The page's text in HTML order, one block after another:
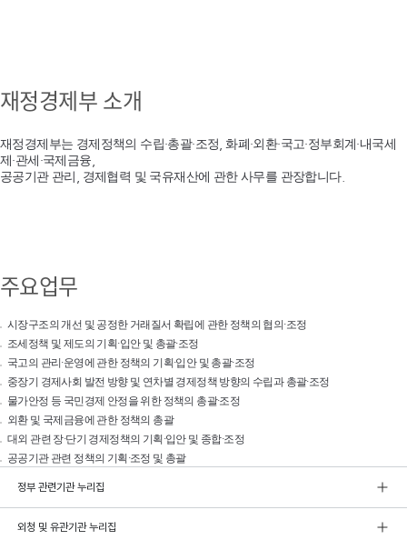
재정경제부 소개
재정경제부는 경제정책의 수립·총괄·조정, 화폐·외환·국고·정부회계·내국세
제·관세·국제금융,
공공기관 관리, 경제협력 및 국유재산에 관한 사무를 관장합니다.
주요업무
시장구조의 개선 및 공정한 거래질서 확립에 관한 정책의 협의·조정
조세정책 및 제도의 기획·입안 및 총괄·조정
국고의 관리·운영에 관한 정책의 기획·입안 및 총괄·조정
중장기 경제사회 발전 방향 및 연차별 경제정책 방향의 수립과 총괄·조정
물가안정 등 국민경제 안정을 위한 정책의 총괄·조정
외환 및 국제금융에 관한 정책의 총괄
대외 관련 장·단기 경제정책의 기획·입안 및 종합·조정
공공기관 관련 정책의 기획·조정 및 총괄
정부 관련기관 누리집
외청 및 유관기관 누리집